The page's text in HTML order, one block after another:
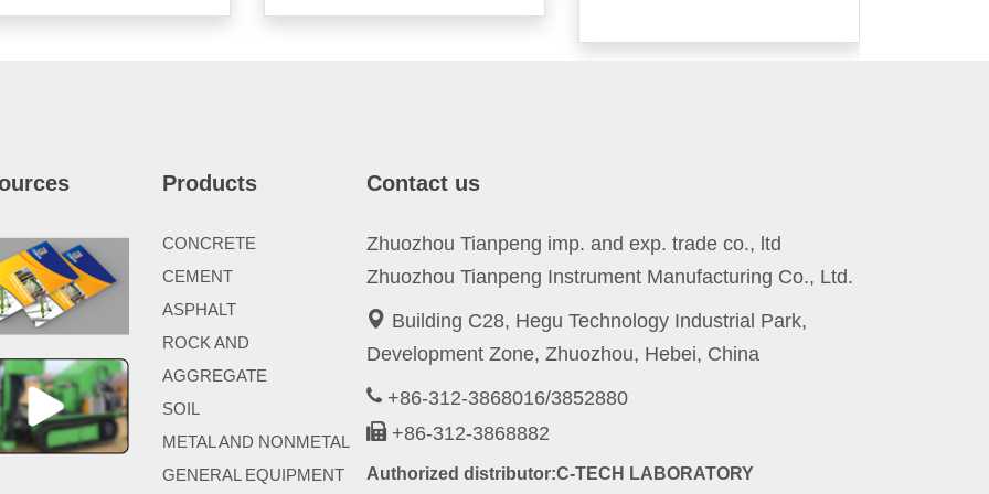
Products
CONCRETE
CEMENT
ASPHALT
ROCK AND
AGGREGATE
SOIL
METAL AND NONMETAL
GENERAL EQUIPMENT
Contact us
Zhuozhou Tianpeng imp. and exp. trade co., ltd
Zhuozhou Tianpeng Instrument Manufacturing Co., Ltd.
Building C28, Hegu Technology Industrial Park,
Development Zone, Zhuozhou, Hebei, China
+86-312-3868016/3852880
+86-312-3868882
Authorized distributor:C-TECH LABORATORY